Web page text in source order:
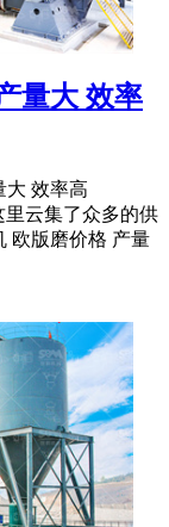
量大 效率
大 效率高
里云集了众多的供
欧版磨价格 产量